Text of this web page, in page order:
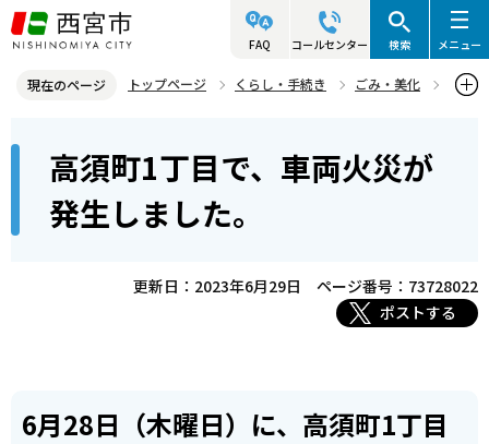
こ
の
ジ
頭
FAQ コールセンター 検索 メニュー
現在のページ トップページ くらし・手続き
ごみ・美化
高須町1丁目で、車両火災が発生しました。
高須町1丁目で、車両火災が
発生しました。
更新日：2023年6月29日
ページ番号：73728022
ポストする
6月28日（木曜日）に、高須町1丁目